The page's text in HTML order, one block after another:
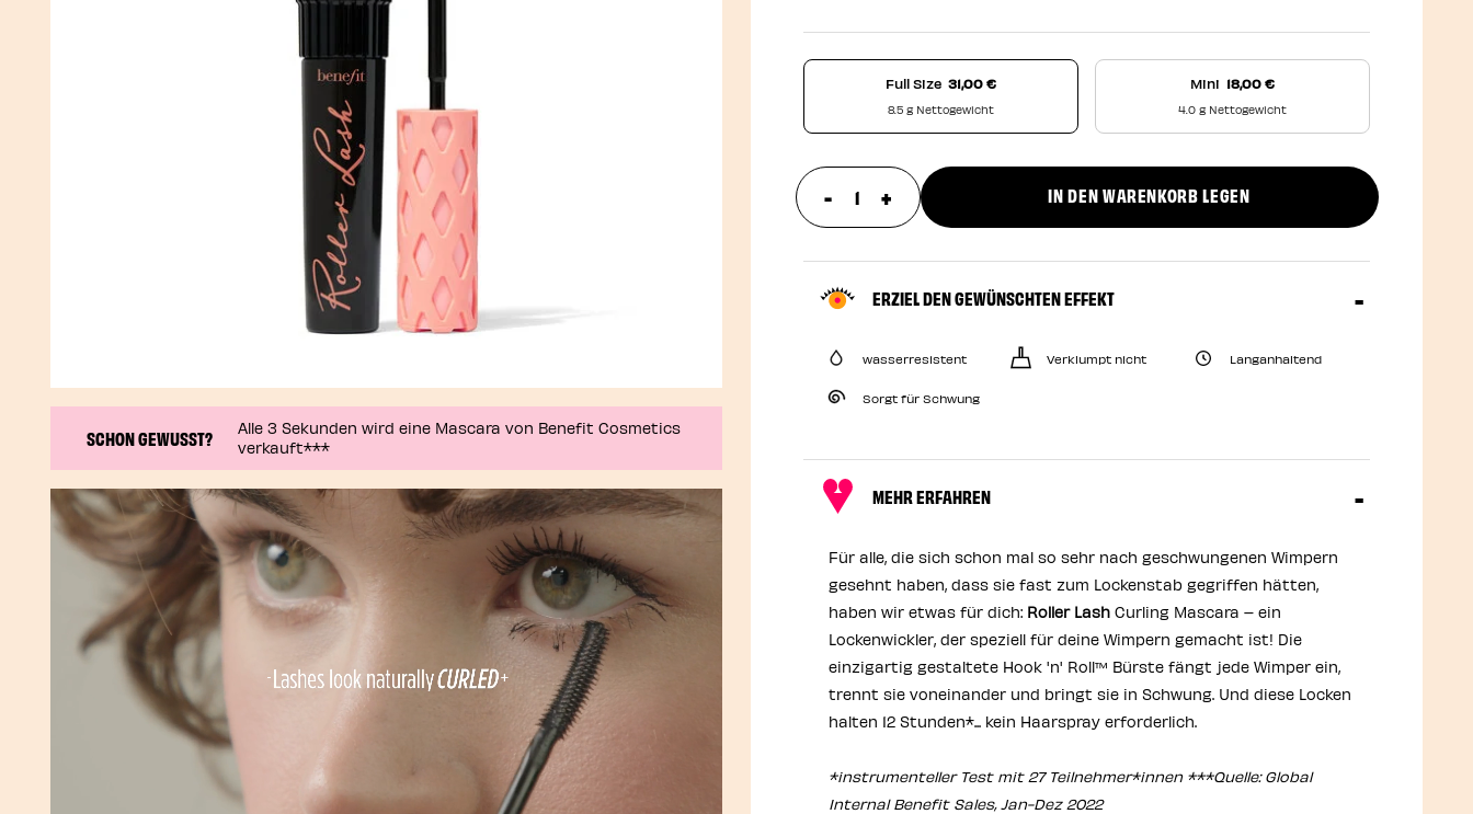
SCHON GEWUSST?
Alle 3 Sekunden wird eine Mascara von Benefit Cosmetics
verkauft***
Full Size 31,00 €
8.5 g Nettogewicht
Mini 18,00 €
4.0 g Nettogewicht
- update product quantity
+ IN DEN WARENKORB LEGEN
ERZIEL DEN GEWÜNSCHTEN EFFEKT
wasserresistent Verklumpt nicht Langanhaltend
Sorgt für Schwung
MEHR ERFAHREN
Für alle, die sich schon mal so sehr nach geschwungenen Wimpern
gesehnt haben, dass sie fast zum Lockenstab gegriffen hätten,
haben wir etwas für dich: Roller LashCurling Mascara – ein
Lockenwickler, der speziell für deine Wimpern gemacht ist! Die
einzigartig gestaltete Hook 'n' Roll™ Bürste fängt jede Wimper ein,
trennt sie voneinander und bringt sie in Schwung. Und diese Locken
halten 12 Stunden*... kein Haarspray erforderlich.
*instrumenteller Test mit 27 Teilnehmer*innen ***Quelle: Global
Internal Benefit Sales, Jan-Dez 2022